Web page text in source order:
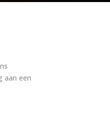
aan een